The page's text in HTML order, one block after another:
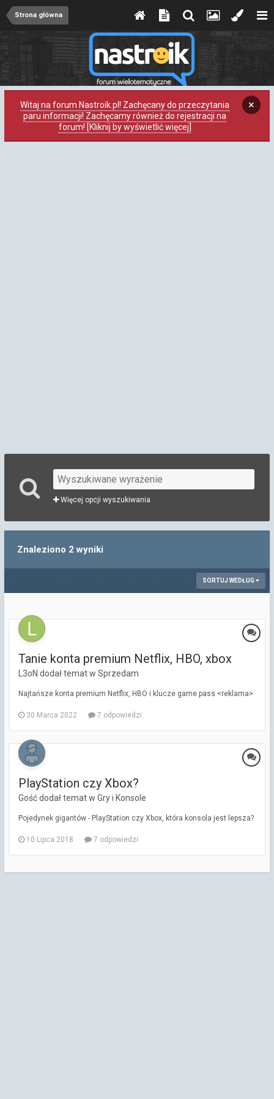
Strona główna
Witaj na forum Nastroik.pl! Zachęcany do przeczytania
paru informacji! Zachęcamy również do rejestracji na
forum! [Kliknij by wyświetlić więcej]
×
Więcej opcji wyszukiwania
Znaleziono 2 wyniki
SORTUJ WEDŁUG
Tanie konta premium Netflix, HBO, xbox
L3oN dodał temat w Sprzedam
Najtańsze konta premium Netflix, HBO i klucze game pass <reklama>
30 Marca 2022 7 odpowiedzi
PlayStation czy Xbox?
Gość dodał temat w Gry i Konsole
Pojedynek gigantów - PlayStation czy Xbox, która konsola jest lepsza?
10 Lipca 2018 7 odpowiedzi